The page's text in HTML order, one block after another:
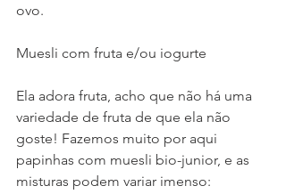
ovo.
Muesli com fruta e/ou iogurte
Ela adora fruta, acho que não há uma
variedade de fruta de que ela não
goste! Fazemos muito por aqui
papinhas com muesli bio-junior, e as
misturas podem variar imenso: